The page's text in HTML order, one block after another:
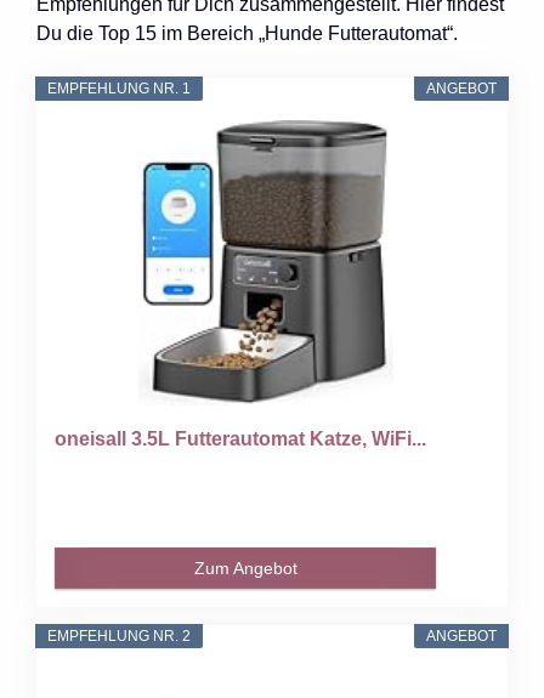
Du die Top 15 im Bereich „Hunde Futterautomat“.
ANGEBOT
EMPFEHLUNG NR. 1
oneisall 3.5L Futterautomat Katze, WiFi...
Zum Angebot
ANGEBOT
EMPFEHLUNG NR. 2